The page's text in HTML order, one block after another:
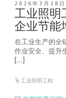
2026年3月28日
工业照明
企业节能
在工业生产的全
作业安全、提升
[…]
工业照明工程